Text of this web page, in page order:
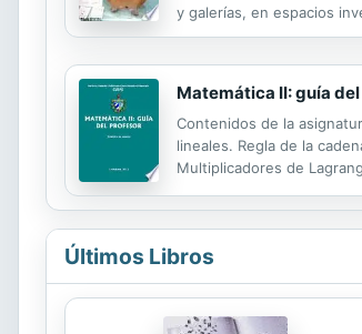
y galerías, en espacios
Matemática II: guía
Contenidos de la
lineales. Regla de la
Multiplicadores de
Últimos Libros